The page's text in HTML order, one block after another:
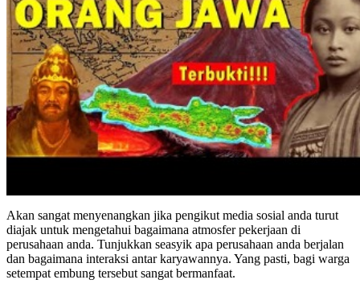
Akan sangat menyenangkan jika pengikut media sosial anda turut
diajak untuk mengetahui bagaimana atmosfer pekerjaan di
perusahaan anda. Tunjukkan seasyik apa perusahaan anda berjalan
dan bagaimana interaksi antar karyawannya. Yang pasti, bagi warga
setempat embung tersebut sangat bermanfaat.